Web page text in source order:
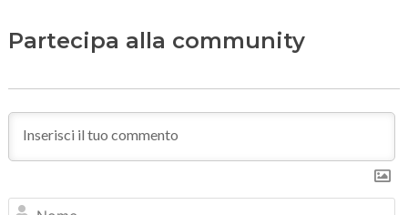
Partecipa alla community